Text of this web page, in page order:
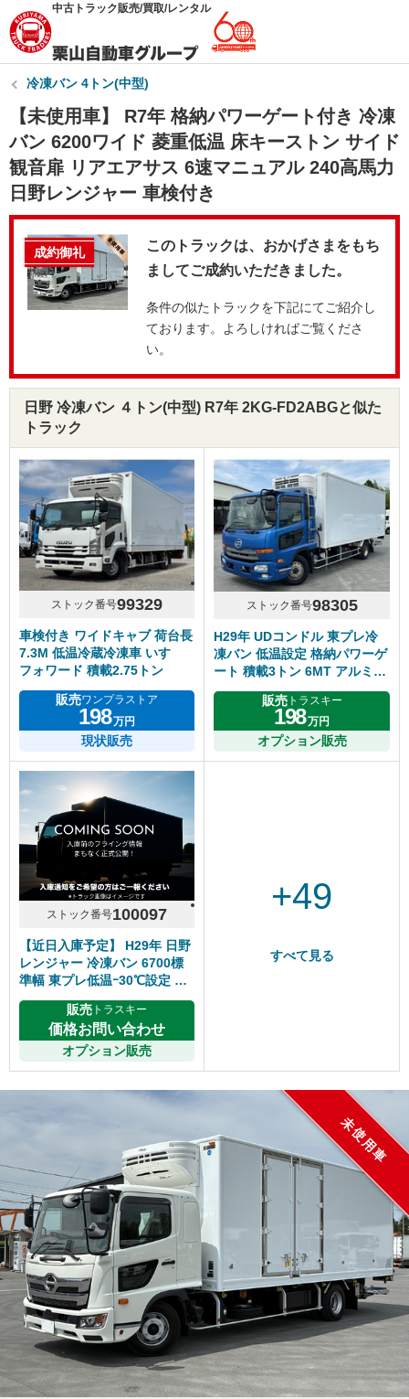
中古トラック販売/買取/レンタル
冷凍バン 4トン(中型)
【未使用車】 R7年 格納パワーゲート付き 冷凍
バン 6200ワイド 菱重低温 床キーストン サイド
観音扉 リアエアサス 6速マニュアル 240高馬力
日野レンジャー 車検付き
成約御礼
このトラックは、おかげさまをもち
ましてご成約いただきました。
条件の似たトラックを下記にてご紹介し
ております。よろしければご覧くださ
い。
日野 冷凍バン ４トン(中型) R7年 2KG-FD2ABGと似た
トラック
ストック番号99329
車検付き ワイドキャブ 荷台長
7.3M 低温冷蔵冷凍車 いすゞ
フォワード 積載2.75トン
販売ワンプラストア
198万円
現状販売
ストック番号98305
H29年 UDコンドル 東プレ冷
凍バン 低温設定 格納パワーゲ
ート 積載3トン 6MT アルミホ
イール
販売トラスキー
198万円
オプション販売
ストック番号100097
【近日入庫予定】 H29年 日野
レンジャー 冷凍バン 6700標
準幅 東プレ低温ｰ30℃設定 床
キーストン ジョルダー2列 リ
アエアサス サイド扉 6速マニ
ュアル 走行距離280千㎞ シフ
ト6速MT
販売 トラスキー
価格お問い合わせ
オプション販売
+49
すべて見る
未使用車